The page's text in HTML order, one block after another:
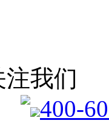
注我们
400-